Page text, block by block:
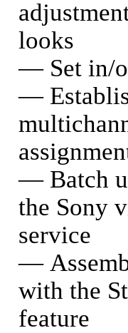
looks
— Set in/
—
— Batch
the Sony
service
—
with the
feature